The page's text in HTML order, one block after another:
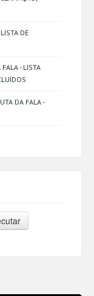
DE
FALA - LISTA
DA FALA -